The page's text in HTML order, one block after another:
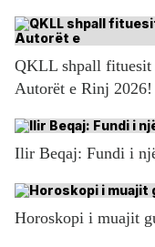
QKLL shpall
Autorët e Rinj 2026!
Ilir Beqaj: Fundi i
Horoskopi i muajit